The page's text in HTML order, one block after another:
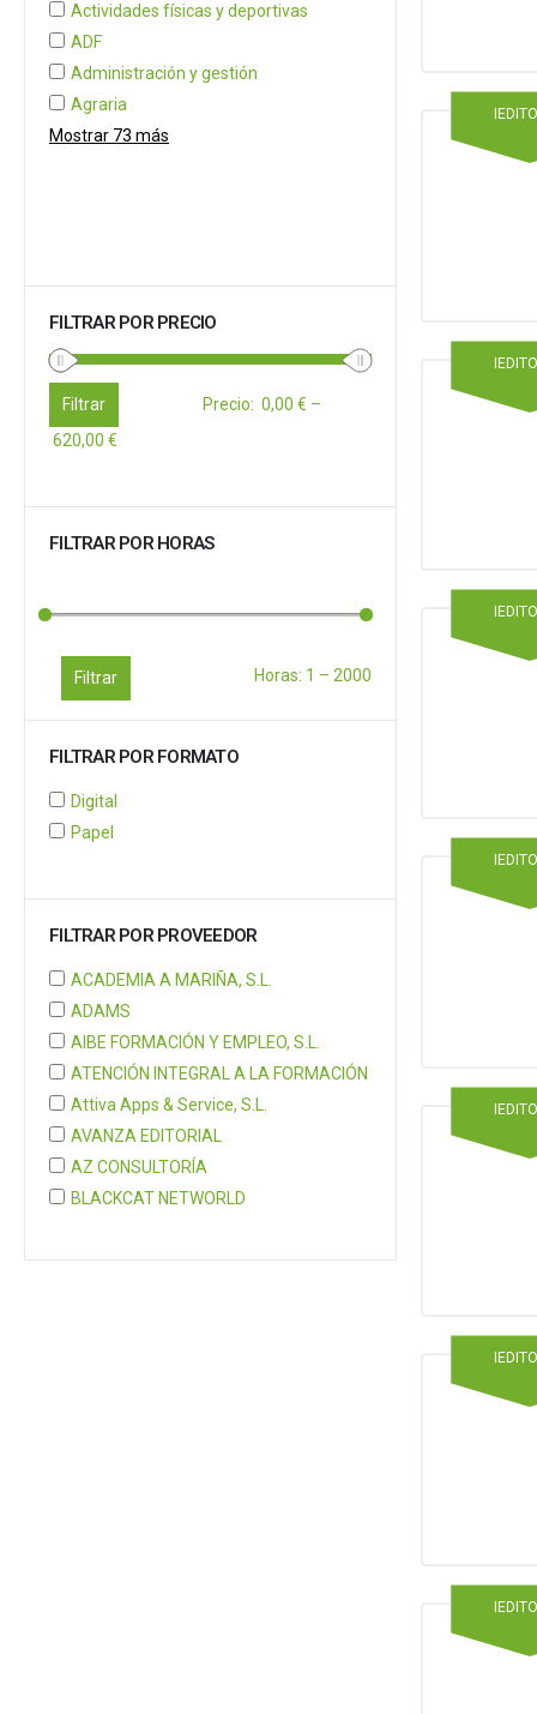
Actividades físicas y deportivas
ADF
Administración y gestión
Agraria
Mostrar 73 más
FILTRAR POR PRECIO
Filtrar Precio: 0,00 € –
620,00 €
FILTRAR POR HORAS
Filtrar Horas: 1 – 2000
FILTRAR POR FORMATO
Digital
Papel
FILTRAR POR PROVEEDOR
ACADEMIA A MARIÑA, S.L.
ADAMS
AIBE FORMACIÓN Y EMPLEO, S.L.
ATENCIÓN INTEGRAL A LA FORMACIÓN
Attiva Apps & Service, S.L.
AVANZA EDITORIAL
AZ CONSULTORÍA
BLACKCAT NETWORLD
COGNITA PLUS, S.L.